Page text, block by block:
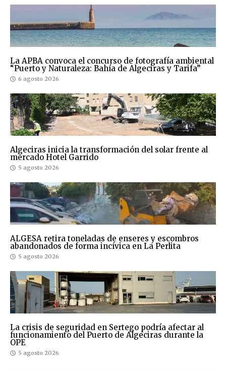
La APBA convoca el concurso de fotografía ambiental
“Puerto y Naturaleza: Bahía de Algeciras y Tarifa”
6 agosto 2026
Algeciras inicia la transformación del solar frente al
mercado Hotel Garrido
5 agosto 2026
ALGESA retira toneladas de enseres y escombros
abandonados de forma incívica en La Perlita
5 agosto 2026
La crisis de seguridad en Sertego podría afectar al
funcionamiento del Puerto de Algeciras durante la
OPE
5 agosto 2026